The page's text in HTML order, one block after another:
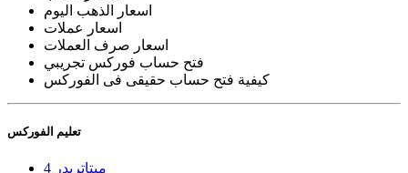
اسعار الذهب اليوم
اسعار عملات
اسعار صرف العملات
فتح حساب فوركس تجريبي
كيفية فتح حساب حقيقى فى الفوركس
تعليم الفوركس
ميتاتريدر 4